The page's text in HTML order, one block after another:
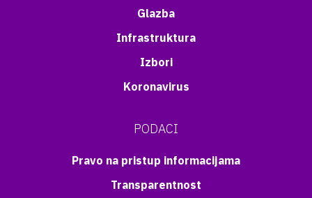
Glazba
Infrastruktura
Izbori
Koronavirus
PODACI
Pravo na pristup informacijama
Transparentnost